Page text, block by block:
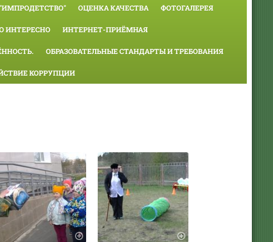
ОЦЕНКА КАЧЕСТВА ФОТОГАЛЕРЕЯ
ИНТЕРЕСНО ИНТЕРНЕТ-ПРИЁМНАЯ
ОБРАЗОВАТЕЛЬНЫЕ СТАНДАРТЫ И ТРЕБОВАНИЯ
КОРРУПЦИИ